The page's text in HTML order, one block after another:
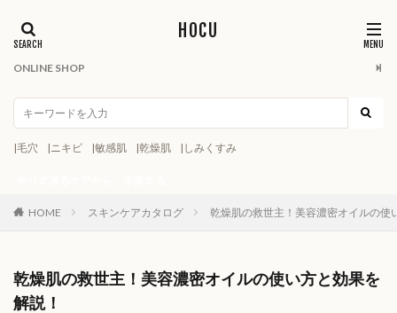
HOCU
ONLINE SHOP
|毛穴 |ニキビ |敏感肌 |乾燥肌 |しみくすみ
HOME スキンケアカタログ 乾燥肌の救世主！美容濃密オイルの使
乾燥肌の救世主！美容濃密オイルの使い方と効果を
解説！